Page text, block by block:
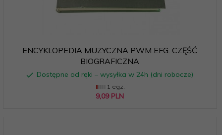
ENCYKLOPEDIA MUZYCZNA PWM EFG. CZĘŚĆ
BIOGRAFICZNA
Dostępne od ręki – wysyłka w 24h (dni robocze)
1 egz.
9,09 PLN